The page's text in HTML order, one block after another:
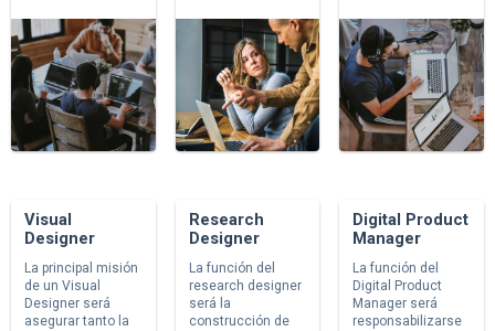
Visual
Designer
La principal misión
de un Visual
Designer será
asegurar tanto la
Research
Designer
La función del
research designer
será la
construcción de
Digital Product
Manager
La función del
Digital Product
Manager será
responsabilizarse